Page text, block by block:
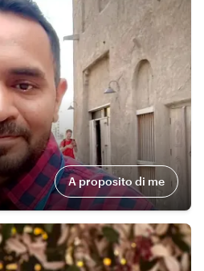
A proposito di me